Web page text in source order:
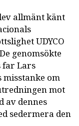
allmänt känt
UDYCO
genomsökte
far Lars
om
mot
av dennes
sedermera den